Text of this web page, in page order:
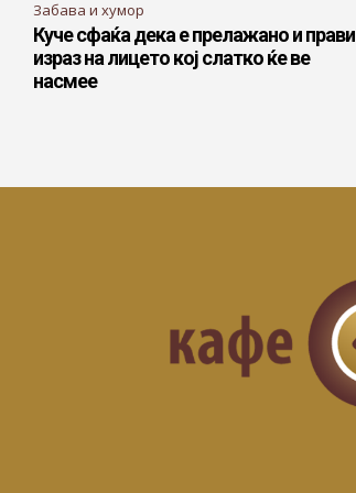
Забава и хумор
Куче сфаќа дека е прелажано и прави
израз на лицето кој слатко ќе ве
насмее